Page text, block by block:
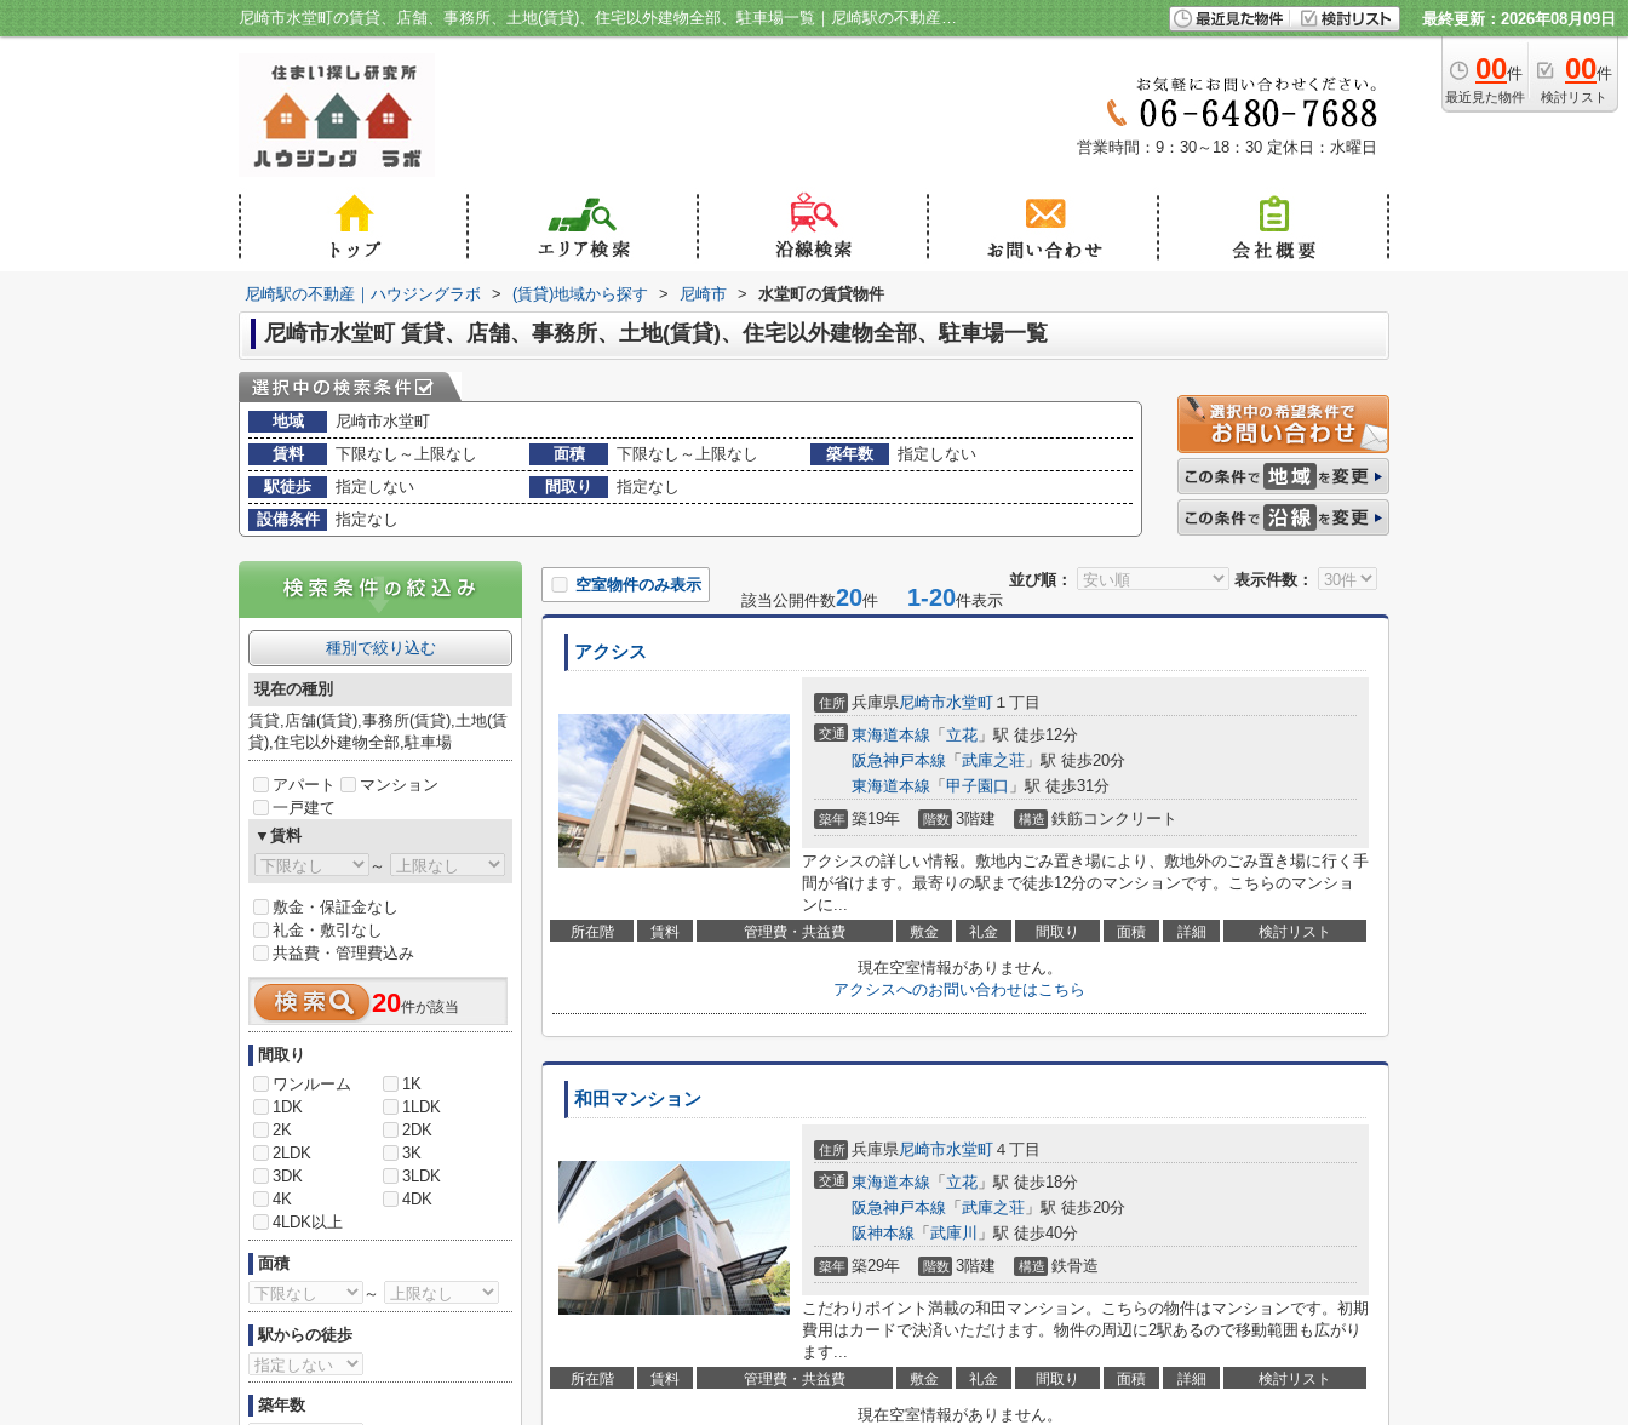
尼崎市水堂町の賃貸、店舗、事務所、土地(賃貸)、住宅以外建物全部、駐車場一覧｜尼崎駅の不動産｜ハウジングラボ 最終更新：2026年08月09日
00件
最近見た物件
00件
検討リスト
営業時間：9：30～18：30 定休日：水曜日
尼崎駅の不動産｜ハウジングラボ > (賃貸)地域から探す > 尼崎市 > 水堂町の賃貸物件
尼崎市水堂町 賃貸、店舗、事務所、土地(賃貸)、住宅以外建物全部、駐車場一覧
地域
尼崎市水堂町
賃料
下限なし～上限なし 面積 下限なし～上限なし 築年数
指定しない
駅徒歩
指定しない 間取り
指定なし
設備条件
指定なし
並び順： 表示件数：
空室物件のみ表示
該当公開件数20件 1-20件表示
アクシス
住所 兵庫県尼崎市水堂町 １丁目
交通 東海道本線 「 立花 」駅 徒歩12分
阪急神戸本線 「 武庫之荘 」駅 徒歩20分
東海道本線 「 甲子園口 」駅 徒歩31分
築年 築19年 階数 3階建 構造 鉄筋コンクリート
アクシスの詳しい情報。敷地内ごみ置き場により、敷地外のごみ置き場に行く手
間が省けます。最寄りの駅まで徒歩12分のマンションです。こちらのマンショ
ンに...
所在階 賃料 管理費・共益費 敷金 礼金 間取り 面積 詳細 検討リスト
現在空室情報がありません。
アクシスへのお問い合わせはこちら
和田マンション
住所 兵庫県尼崎市水堂町 ４丁目
交通 東海道本線 「 立花 」駅 徒歩18分
阪急神戸本線 「 武庫之荘 」駅 徒歩20分
阪神本線 「 武庫川 」駅 徒歩40分
築年 築29年 階数 3階建 構造 鉄骨造
こだわりポイント満載の和田マンション。こちらの物件はマンションです。初期
費用はカードで決済いただけます。物件の周辺に2駅あるので移動範囲も広がり
ます...
所在階 賃料 管理費・共益費 敷金 礼金 間取り 面積 詳細 検討リスト
現在空室情報がありません。
種別で絞り込む
現在の種別
賃貸,店舗(賃貸),事務所(賃貸),土地(賃
貸),住宅以外建物全部,駐車場
アパート
マンション
一戸建て
▼賃料
～
敷金・保証金なし
礼金・敷引なし
共益費・管理費込み
20件が該当
間取り
ワンルーム
1K
1DK
1LDK
2K
2DK
2LDK
3K
3DK
3LDK
4K
4DK
4LDK以上
面積
～
駅からの徒歩
築年数